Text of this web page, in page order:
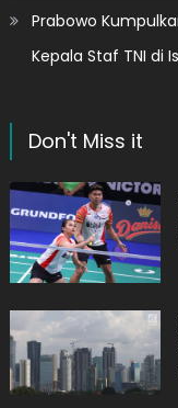
Prabowo
Kepala Staf TNI di
Don't Miss it